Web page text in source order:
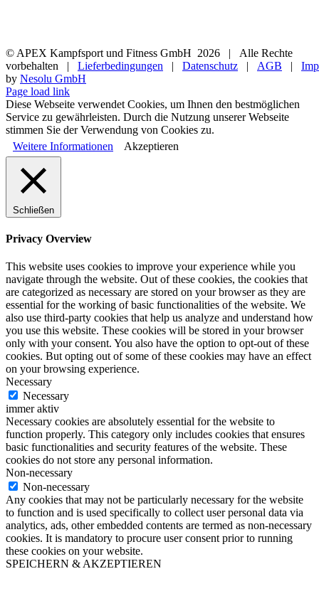
© APEX Kampfsport und Fitness GmbH 2026 | Alle Rechte
vorbehalten | Lieferbedingungen | Datenschutz | AGB |
by Nesolu GmbH
Page load link
Diese Webseite verwendet Cookies, um Ihnen den bestmöglichen
Service zu gewährleisten. Durch die Nutzung unserer Webseite
stimmen Sie der Verwendung von Cookies zu.
Weitere Informationen
Akzeptieren
Schließen
Privacy Overview
This website uses cookies to improve your experience while you
navigate through the website. Out of these cookies, the cookies that
are categorized as necessary are stored on your browser as they are
essential for the working of basic functionalities of the website. We
also use third-party cookies that help us analyze and understand how
you use this website. These cookies will be stored in your browser
only with your consent. You also have the option to opt-out of these
cookies. But opting out of some of these cookies may have an effect
on your browsing experience.
Necessary
Necessary
immer aktiv
Necessary cookies are absolutely essential for the website to
function properly. This category only includes cookies that ensures
basic functionalities and security features of the website. These
cookies do not store any personal information.
Non-necessary
Non-necessary
Any cookies that may not be particularly necessary for the website
to function and is used specifically to collect user personal data via
analytics, ads, other embedded contents are termed as non-necessary
cookies. It is mandatory to procure user consent prior to running
these cookies on your website.
SPEICHERN & AKZEPTIEREN